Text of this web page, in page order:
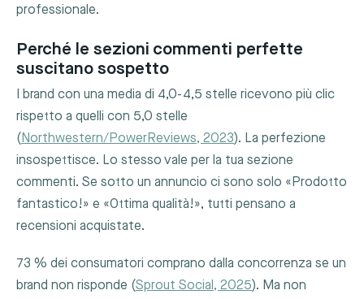
professionale.
Perché le sezioni commenti perfette
suscitano sospetto
I brand con una media di 4,0-4,5 stelle ricevono più clic
rispetto a quelli con 5,0 stelle
(Northwestern/PowerReviews, 2023). La perfezione
insospettisce. Lo stesso vale per la tua sezione
commenti. Se sotto un annuncio ci sono solo «Prodotto
fantastico!» e «Ottima qualità!», tutti pensano a
recensioni acquistate.
73 % dei consumatori comprano dalla concorrenza se un
brand non risponde (Sprout Social, 2025). Ma non